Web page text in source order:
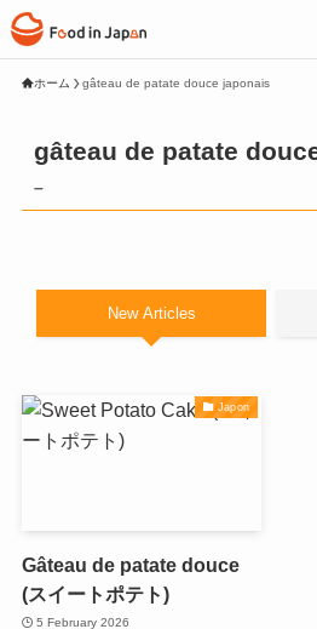
ホーム gâteau de patate douce japonais
gâteau de patate
–
New Articles
Japon
Gâteau de patate douce
(スイートポテト)
5 February 2026